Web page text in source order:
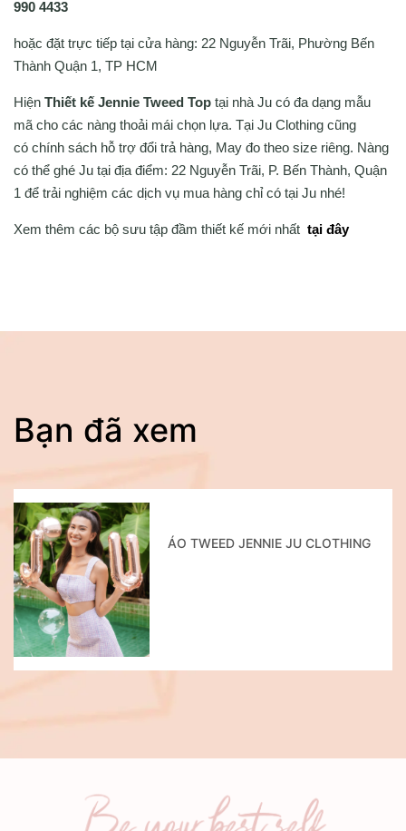
990 4433
hoặc đặt trực tiếp tại cửa hàng: 22 Nguyễn Trãi, Phường Bến
Thành Quận 1, TP HCM
Hiện Thiết kế Jennie Tweed Top tại nhà Ju có đa dạng mẫu
mã cho các nàng thoải mái chọn lựa. Tại Ju Clothing cũng
có chính sách hỗ trợ đổi trả hàng, May đo theo size riêng. Nàng
có thể ghé Ju tại địa điểm: 22 Nguyễn Trãi, P. Bến Thành, Quận
1 để trải nghiệm các dịch vụ mua hàng chỉ có tại Ju nhé!
Xem thêm các bộ sưu tập đầm thiết kế mới nhất tại đây
Bạn đã xem
ÁO TWEED JENNIE JU CLOTHING